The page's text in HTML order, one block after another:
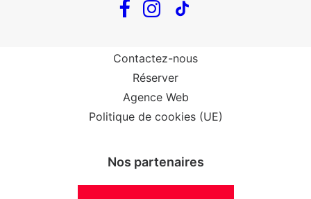
Contactez-nous
Réserver
Agence Web
Politique de cookies (UE)
Nos partenaires